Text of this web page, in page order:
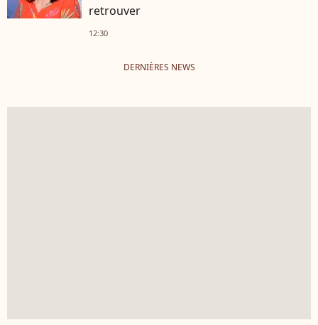
retrouver
12:30
DERNIÈRES NEWS